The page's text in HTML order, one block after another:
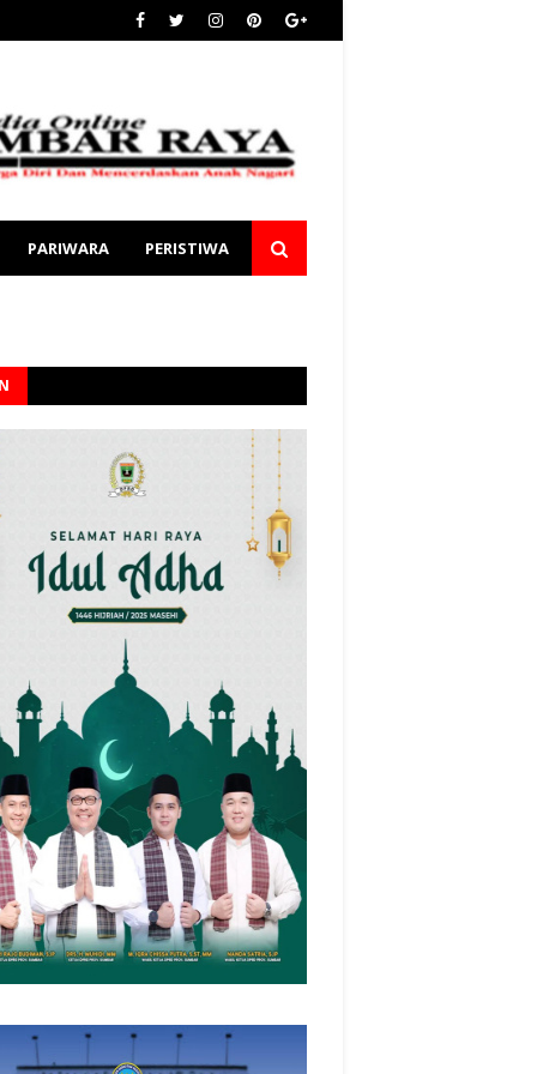
PARIWARA PERISTIWA